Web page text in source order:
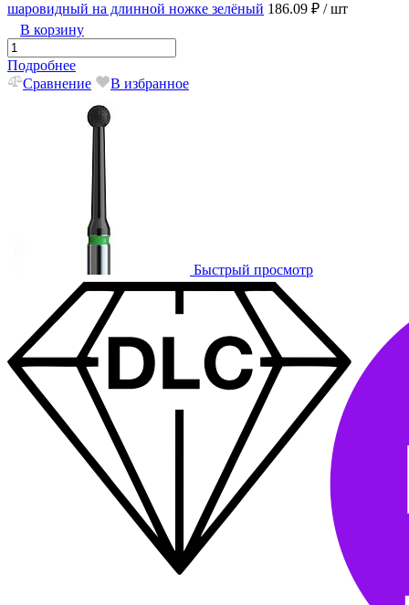
шаровидный на длинной ножке зелёный 186.09 ₽ / шт
В корзину
Подробнее
Сравнение
В избранное
Быстрый просмотр